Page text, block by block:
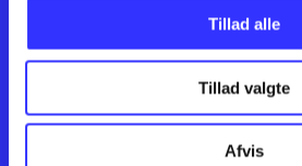
Tillad alle
Tillad valgte
Afvis
Kontakt os
English
Film
Musik
Noder